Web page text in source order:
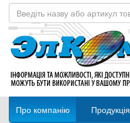
Про компанію Продукція